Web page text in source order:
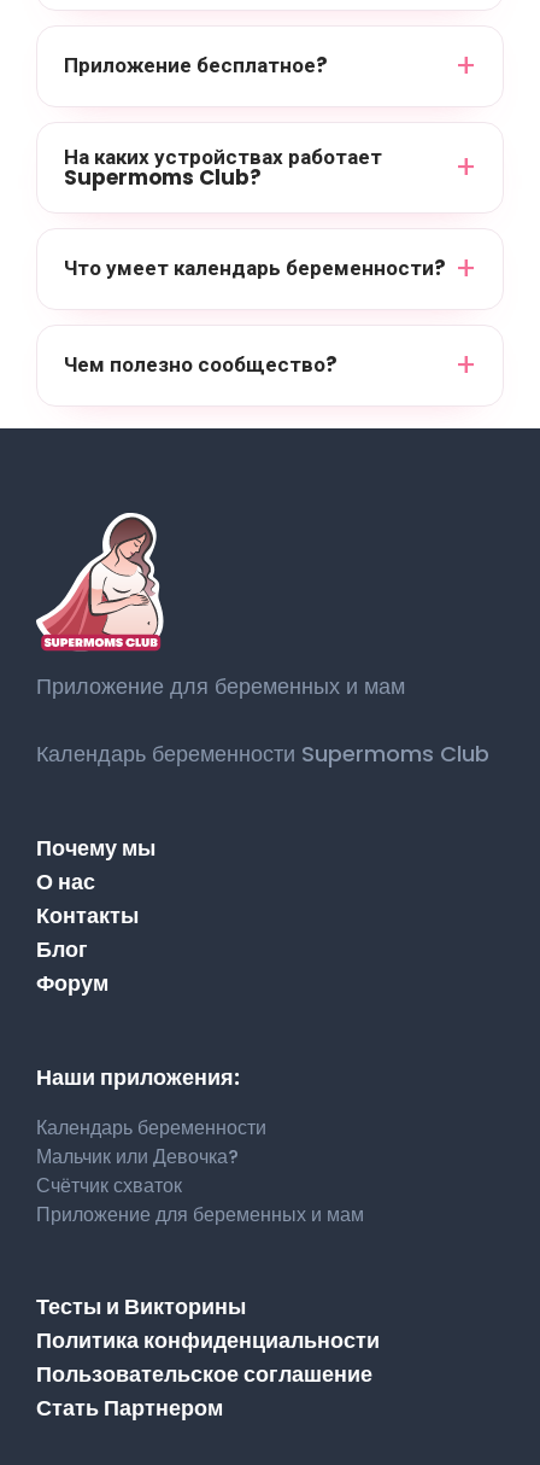
Приложение бесплатное?
На каких устройствах работает
Supermoms Club?
Что умеет календарь беременности?
Чем полезно сообщество?
Приложение для беременных и мам
Календарь беременности Supermoms Club
Почему мы
О нас
Контакты
Блог
Форум
Наши приложения:
Календарь беременности
Мальчик или Девочка?
Счётчик схваток
Приложение для беременных и мам
Тесты и Викторины
Политика конфиденциальности
Пользовательское соглашение
Стать Партнером